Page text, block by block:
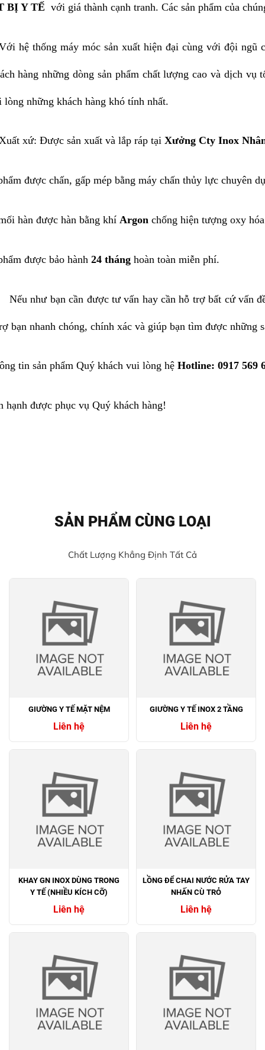
BỊ Y TẾ với giá thành cạnh tranh. Các sản phẩm của
hệ thống máy móc sản xuất hiện đại cùng với đội ngũ
hàng những dòng sản phẩm chất lượng cao và dịch
lòng những khách hàng khó tính nhất.
xứ: Được sản xuất và lắp ráp tại Xưởng Cty Inox
được chấn, gấp mép bằng máy chấn thủy lực chuyên
hàn được hàn bằng khí Argon chống hiện tượng oxy
được bảo hành 24 thánghoàn toàn miễn phí.
Nếu như bạn cần được tư vấn hay cần hỗ trợ bất cứ vấn
bạn nhanh chóng, chính xác và giúp bạn tìm được những
tin sản phẩm Quý khách vui lòng hệ Hotline: 0917 569
hạnh được phục vụ Quý khách hàng!
SẢN PHẨM CÙNG LOẠI
Chất Lượng Khẳng Định Tất Cả
GIƯỜNG Y TẾ MẶT NỆM
Liên hệ
GIƯỜNG Y TẾ INOX 2 TẦNG
Liên hệ
KHAY GN INOX DÙNG TRONG
Y TẾ (NHIỀU KÍCH CỠ)
Liên hệ
LỒNG ĐỂ CHAI NƯỚC RỬA TAY
NHẤN CÙ TRỎ
Liên hệ